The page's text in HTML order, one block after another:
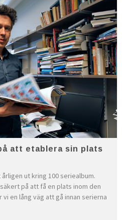
att etablera sin plats
ut kring 100 serie­album.
på att få en plats inom den
en lång väg att gå innan serierna